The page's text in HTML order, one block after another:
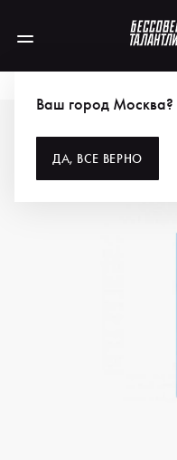
Ваш город Москва?
ДА, ВСЕ ВЕРНО